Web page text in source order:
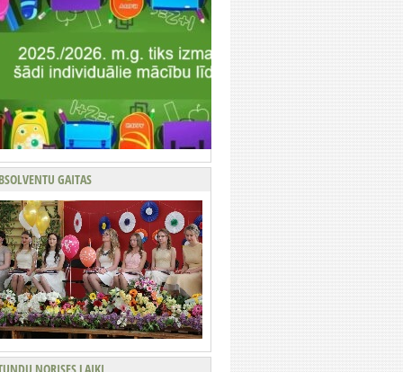
GAITAS